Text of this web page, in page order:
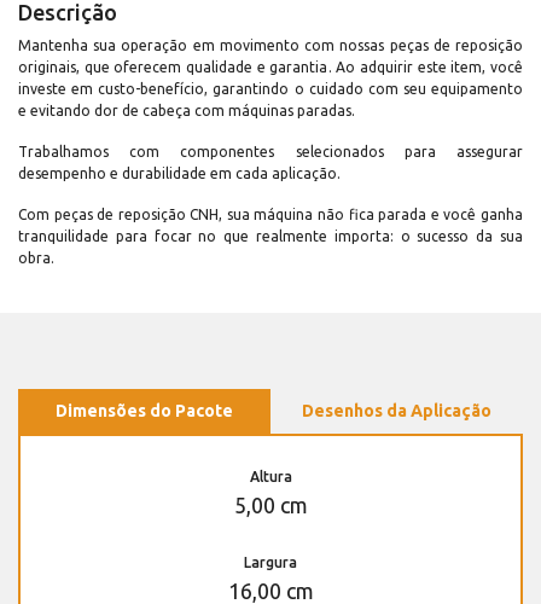
Descrição
Mantenha sua operação em movimento com nossas peças de reposição
originais, que oferecem qualidade e garantia. Ao adquirir este item, você
investe em custo-benefício, garantindo o cuidado com seu equipamento
e evitando dor de cabeça com máquinas paradas.
Trabalhamos com componentes selecionados para assegurar
desempenho e durabilidade em cada aplicação.
Com peças de reposição CNH, sua máquina não fica parada e você ganha
tranquilidade para focar no que realmente importa: o sucesso da sua
obra.
Dimensões do Pacote Desenhos da Aplicação
Altura
5,00 cm
Largura
16,00 cm